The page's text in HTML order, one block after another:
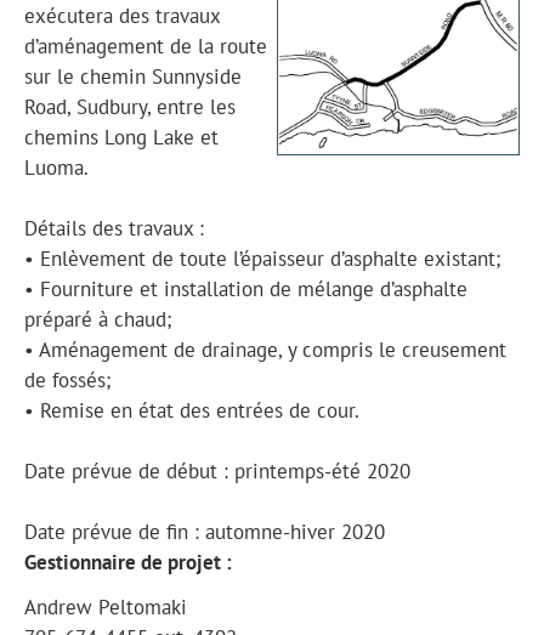
exécutera des travaux
d’aménagement de la route
sur le chemin Sunnyside
Road, Sudbury, entre les
chemins Long Lake et
Luoma.
Détails des travaux :
• Enlèvement de toute l’épaisseur d’asphalte existant;
• Fourniture et installation de mélange d’asphalte
préparé à chaud;
• Aménagement de drainage, y compris le creusement
de fossés;
• Remise en état des entrées de cour.
Date prévue de début : printemps-été 2020
Date prévue de fin : automne-hiver 2020
Gestionnaire de projet :
Andrew Peltomaki